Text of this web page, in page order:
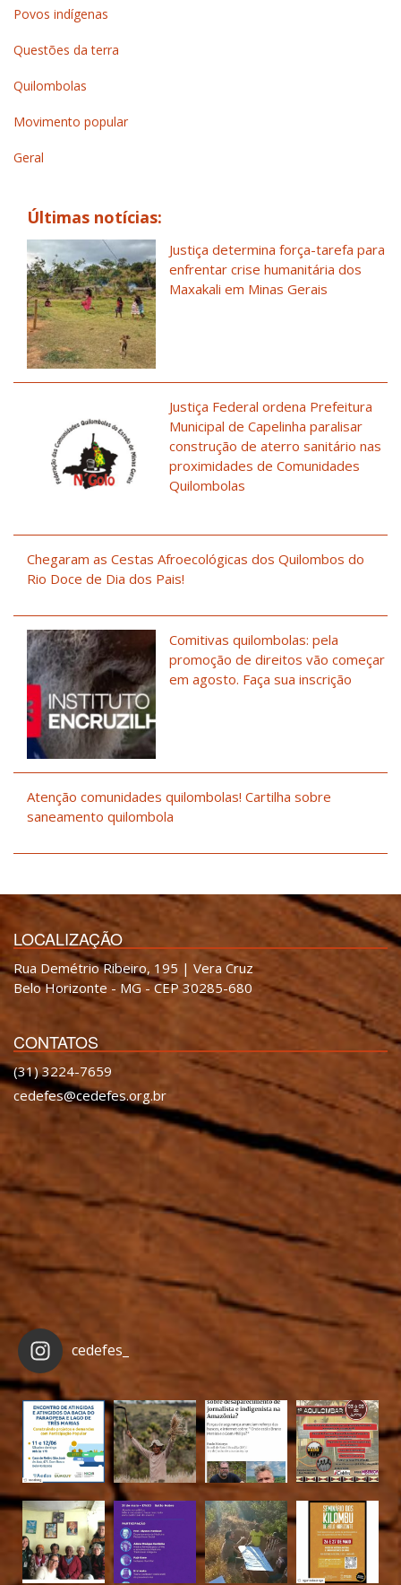
Povos indígenas
Questões da terra
Quilombolas
Movimento popular
Geral
Últimas notícias:
Justiça determina força-tarefa para
enfrentar crise humanitária dos
Maxakali em Minas Gerais
Justiça Federal ordena Prefeitura
Municipal de Capelinha paralisar
construção de aterro sanitário nas
proximidades de Comunidades
Quilombolas
Chegaram as Cestas Afroecológicas dos Quilombos do
Rio Doce de Dia dos Pais!
Comitivas quilombolas: pela
promoção de direitos vão começar
em agosto. Faça sua inscrição
Atenção comunidades quilombolas! Cartilha sobre
saneamento quilombola
LOCALIZAÇÃO
Rua Demétrio Ribeiro, 195 | Vera Cruz
Belo Horizonte - MG - CEP 30285-680
CONTATOS
(31) 3224-7659
cedefes@cedefes.org.br
cedefes_